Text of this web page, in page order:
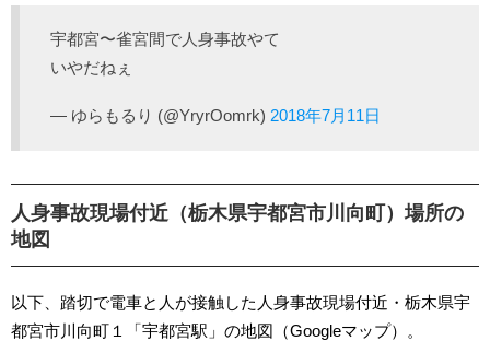
宇都宮〜雀宮間で人身事故やて
いやだねぇ
— ゆらもるり (@YryrOomrk) 2018年7月11日
人身事故現場付近（栃木県宇都宮市川向町）場所の
地図
以下、踏切で電車と人が接触した人身事故現場付近・栃木県宇
都宮市川向町１「宇都宮駅」の地図（Googleマップ）。